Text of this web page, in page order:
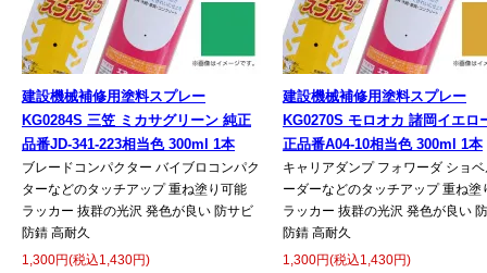
建設機械補修用塗料スプレー
KG0284S 三笠 ミカサグリーン 純正
品番JD-341-223相当色 300ml 1本
ブレードコンパクター バイブロコンパク
ターなどのタッチアップ 重ね塗り可能
ラッカー 抜群の光沢 発色が良い 防サビ
防錆 高耐久
1,300円(税込1,430円)
建設機械補修用塗料スプレー
KG0270S モロオカ 諸岡イエロ
正品番A04-10相当色 300ml 1本
キャリアダンプ フォワーダ ショ
ーダーなどのタッチアップ 重ね塗
ラッカー 抜群の光沢 発色が良い
防錆 高耐久
1,300円(税込1,430円)